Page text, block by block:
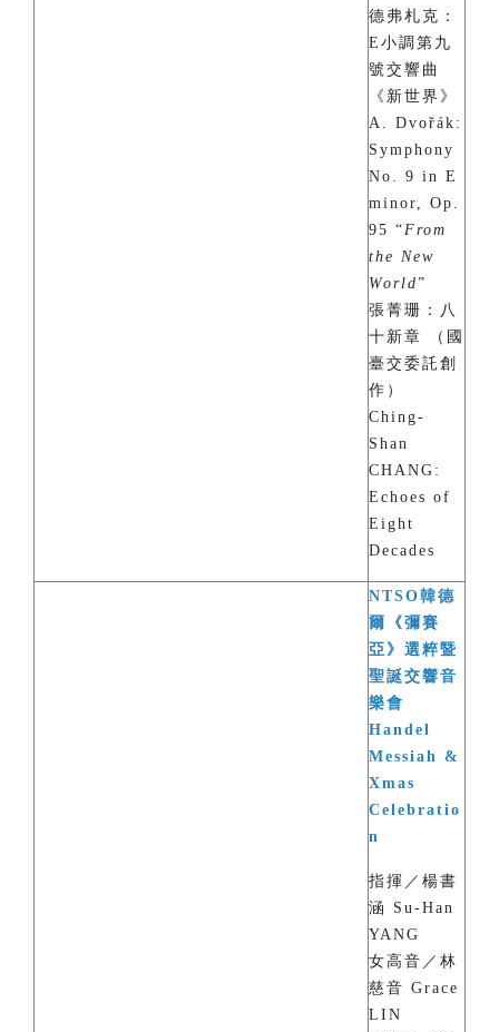
德弗札克：
E小調第九
號交響曲
《新世界》
A. Dvořák:
Symphony
No. 9 in E
minor, Op.
95 “From
the New
World”
張菁珊：八
十新章 （國
臺交委託創
作）
Ching-
Shan
CHANG:
Echoes of
Eight
Decades
NTSO韓德
爾《彌賽
亞》選粹暨
聖誕交響音
樂會
Handel
Messiah &
Xmas
Celebratio
n
指揮／楊書
涵 Su-Han
YANG
女高音／林
慈音 Grace
LIN